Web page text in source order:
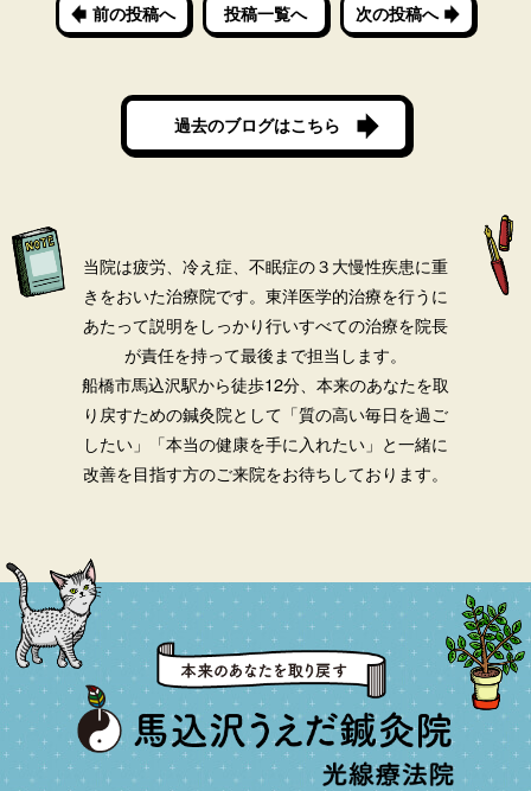
前の投稿へ 投稿一覧へ 次の投稿へ
過去のブログはこちら
当院は疲労、冷え症、不眠症の３大慢性疾患に重
きをおいた治療院です。 東洋医学的治療を行うに
あたって説明をしっかり行いすべての治療を院長
が責任を持って最後まで担当します。
船橋市馬込沢駅から徒歩12分、本来のあなたを取
り戻すための鍼灸院として「質の高い毎日を過ご
したい」「本当の健康を手に入れたい」と一緒に
改善を目指す方のご来院をお待ちしております。